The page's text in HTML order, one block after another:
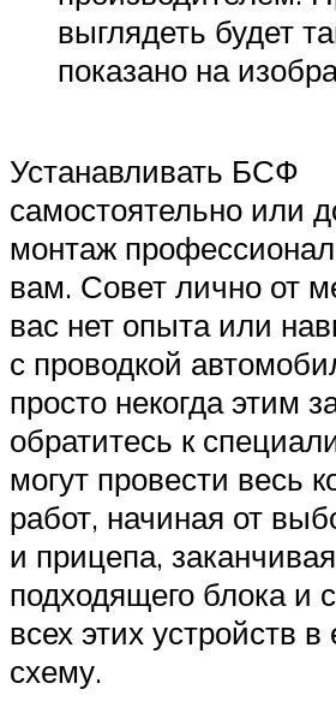
выглядеть будет
показано на
Устанавливать БСФ
самостоятельно или
монтаж
вам. Совет лично от
вас нет опыта или
с проводкой
просто некогда этим
обратитесь к
могут провести весь
работ, начиная от
и прицепа,
подходящего блока и
всех этих устройств
схему.